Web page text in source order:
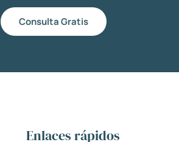
Consulta Gratis
Enlaces rápidos